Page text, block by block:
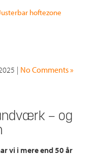
hoftezone
| No Comments »
– og
vi i mere end 50 år